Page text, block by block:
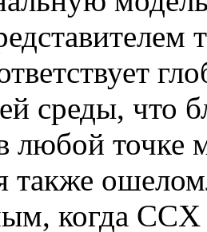
среды, что
любой точке
также
когда